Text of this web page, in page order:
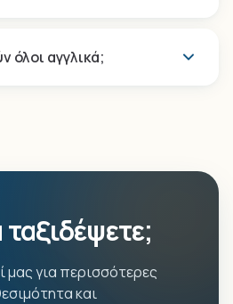
όλοι αγγλικά;
μας για περισσότερες
και